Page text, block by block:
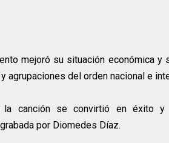
mejoró su situación económica y
agrupaciones del orden nacional e
la canción se convirtió en éxito
por Diomedes Díaz.